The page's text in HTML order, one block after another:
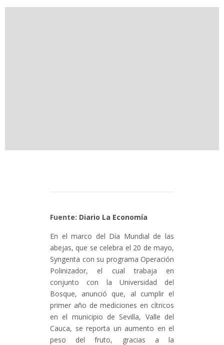
Fuente: Diario La Economía
En el marco del Día Mundial de las
abejas, que se celebra el 20 de mayo,
Syngenta con su programa Operación
Polinizador, el cual trabaja en
conjunto con la Universidad del
Bosque, anunció que, al cumplir el
primer año de mediciones en cítricos
en el municipio de Sevilla, Valle del
Cauca, se reporta un aumento en el
peso del fruto, gracias a la